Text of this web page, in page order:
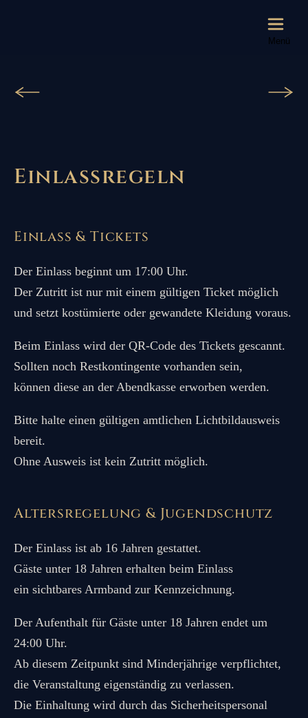
Menü
Einlassregeln
Einlass & Tickets
Der Einlass beginnt um 17:00 Uhr.
Der Zutritt ist nur mit einem gültigen Ticket möglich
und setzt kostümierte oder gewandete Kleidung voraus.
Beim Einlass wird der QR-Code des Tickets gescannt.
Sollten noch Restkontingente vorhanden sein,
können diese an der Abendkasse erworben werden.
Bitte halte einen gültigen amtlichen Lichtbildausweis
bereit.
Ohne Ausweis ist kein Zutritt möglich.
Altersregelung & Jugendschutz
Der Einlass ist ab 16 Jahren gestattet.
Gäste unter 18 Jahren erhalten beim Einlass
ein sichtbares Armband zur Kennzeichnung.
Der Aufenthalt für Gäste unter 18 Jahren endet um
24:00 Uhr.
Ab diesem Zeitpunkt sind Minderjährige verpflichtet,
die Veranstaltung eigenständig zu verlassen.
Die Einhaltung wird durch das Sicherheitspersonal